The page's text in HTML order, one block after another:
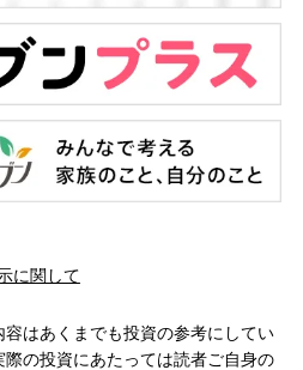
に関して
はあくまでも投資の参考にしてい
の投資にあたっては読者ご自身の